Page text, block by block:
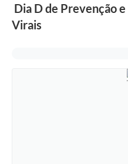
Dia D de Prevenção
Virais